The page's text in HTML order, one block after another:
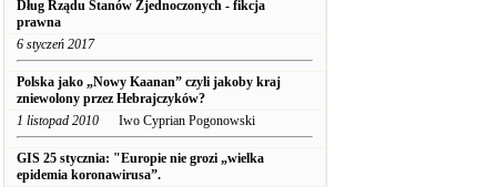
Dług Rządu Stanów Zjednoczonych - fikcja
prawna
6 styczeń 2017
Polska jako „Nowy Kaanan” czyli jakoby kraj
zniewolony przez Hebrajczyków?
1 listopad 2010 Iwo Cyprian Pogonowski
GIS 25 stycznia: "Europie nie grozi „wielka
epidemia koronawirusa”.